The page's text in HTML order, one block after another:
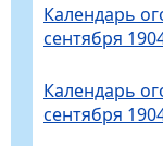
Календарь
сентября
Календарь
сентября